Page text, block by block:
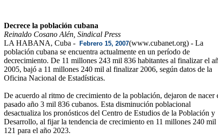
Decrece la población cubana
Reinaldo Cosano Alén, Sindical Press
LA HABANA, Cuba -
Febrero 15, 2007(www.cubanet.org) - La
población cubana se encuentra actualmente en un período de
decrecimiento. De 11 millones 243 mil 836 habitantes al finalizar el
2005, bajó a 11 millones 240 mil al finalizar 2006, según datos de la
Oficina Nacional de Estadísticas.
De acuerdo al ritmo de crecimiento de la población, dejaron de nacer
pasado año 3 mil 836 cubanos. Esta disminución poblacional
desactualiza los pronósticos del Centro de Estudios de la Población y
Desarrollo, al fijar la tendencia de crecimiento en 11 millones 240 mil
121 para el año 2023.